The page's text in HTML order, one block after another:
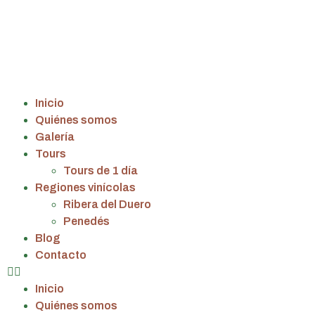
Inicio
Quiénes somos
Galería
Tours
Tours de 1 día
Regiones vinícolas
Ribera del Duero
Penedés
Blog
Contacto
Inicio
Quiénes somos